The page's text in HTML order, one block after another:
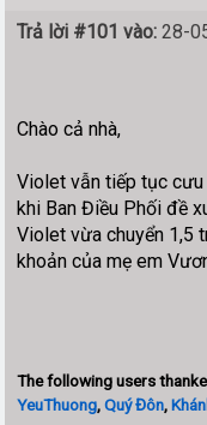
Trả lời #101 vào: 28-
Chào cả nhà,
Violet vẫn tiếp tục cưu
khi Ban Điều Phối đề
Violet vừa chuyển 1,5
khoản của mẹ em
The following users
YeuThuong,Quý Đôn,